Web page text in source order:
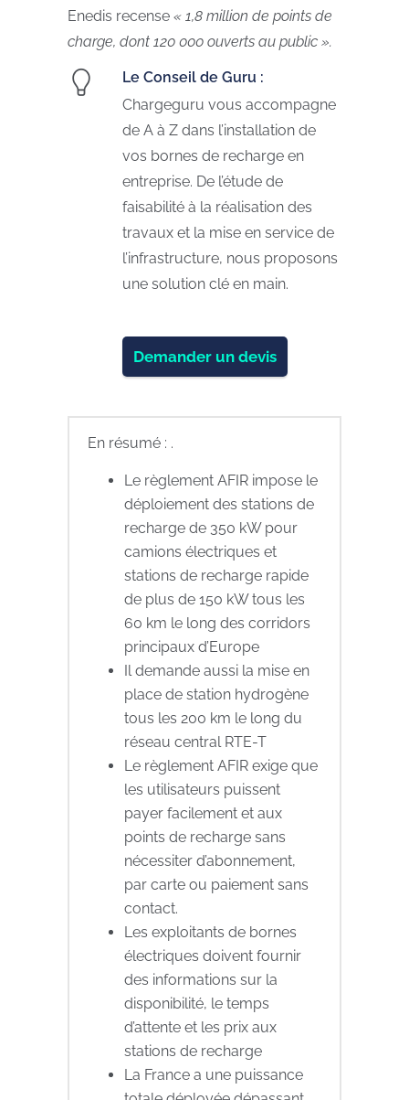
Enedis recense « 1,8 million de points de
charge, dont 120 000 ouverts au public ».
Le Conseil de Guru :
Chargeguru vous accompagne
de A à Z dans l’installation de
vos bornes de recharge en
entreprise. De l’étude de
faisabilité à la réalisation des
travaux et la mise en service de
l’infrastructure, nous proposons
une solution clé en main.
Demander un devis
En résumé : .
Le règlement AFIR impose le
déploiement des stations de
recharge de 350 kW pour
camions électriques et
stations de recharge rapide
de plus de 150 kW tous les
60 km le long des corridors
principaux d’Europe
Il demande aussi la mise en
place de station hydrogène
tous les 200 km le long du
réseau central RTE-T
Le règlement AFIR exige que
les utilisateurs puissent
payer facilement et aux
points de recharge sans
nécessiter d’abonnement,
par carte ou paiement sans
contact.
Les exploitants de bornes
électriques doivent fournir
des informations sur la
disponibilité, le temps
d’attente et les prix aux
stations de recharge
La France a une puissance